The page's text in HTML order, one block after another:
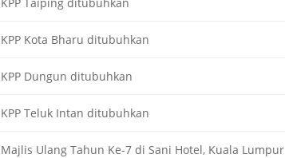
KPP Kota Bharu ditubuhkan
KPP Dungun ditubuhkan
KPP Teluk Intan ditubuhkan
Majlis Ulang Tahun Ke-7 di Sani Hotel, Kuala Lumpur